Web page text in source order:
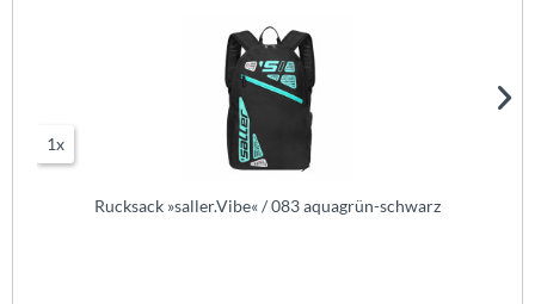
1x
Rucksack »saller.Vibe« / 083 aquagrün-schwarz